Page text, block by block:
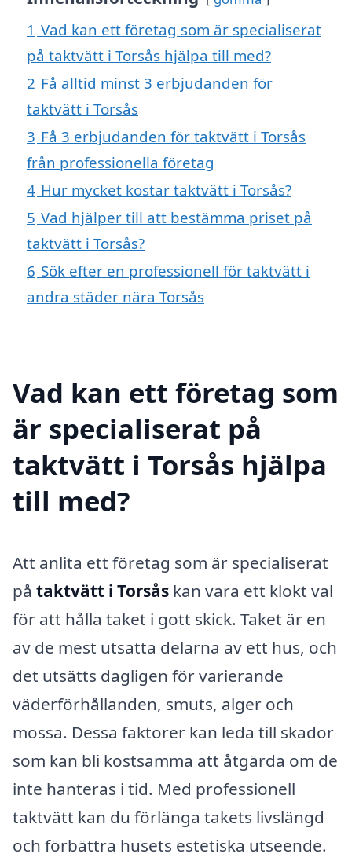
1 Vad kan ett företag som är specialiserat
på taktvätt i Torsås hjälpa till med?
2 Få alltid minst 3 erbjudanden för
taktvätt i Torsås
3 Få 3 erbjudanden för taktvätt i Torsås
från professionella företag
4 Hur mycket kostar taktvätt i Torsås?
5 Vad hjälper till att bestämma priset på
taktvätt i Torsås?
6 Sök efter en professionell för taktvätt i
andra städer nära Torsås
Vad kan ett företag som
är specialiserat på
taktvätt i Torsås hjälpa
till med?
Att anlita ett företag som är specialiserat
på taktvätt i Torsås kan vara ett klokt val
för att hålla taket i gott skick. Taket är en
av de mest utsatta delarna av ett hus, och
det utsätts dagligen för varierande
väderförhållanden, smuts, alger och
mossa. Dessa faktorer kan leda till skador
som kan bli kostsamma att åtgärda om de
inte hanteras i tid. Med professionell
taktvätt kan du förlänga takets livslängd
och förbättra husets estetiska utseende.